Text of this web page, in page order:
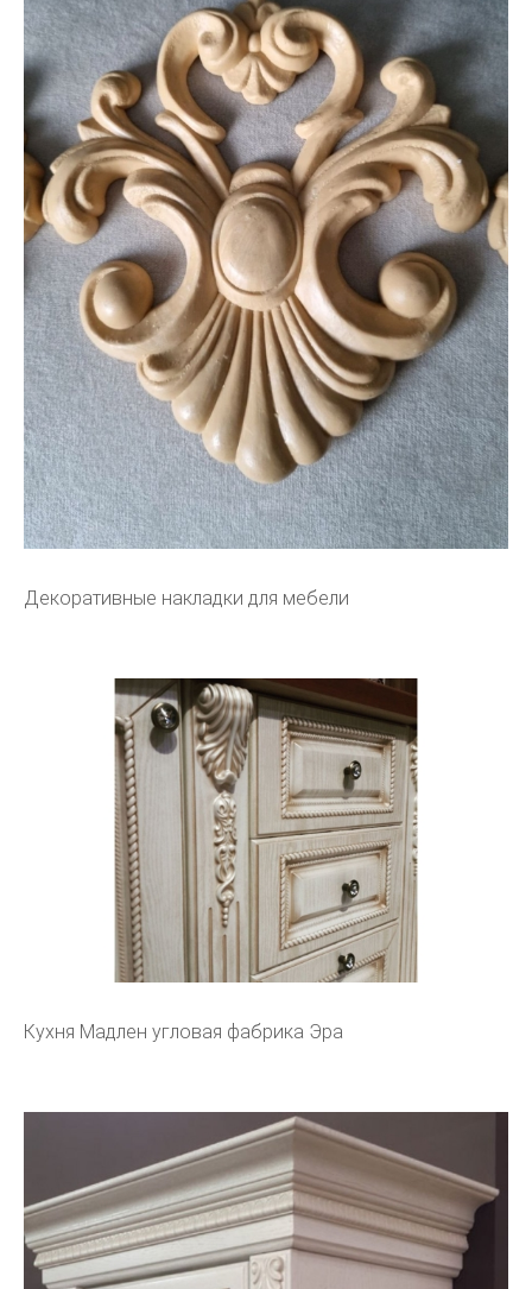
Декоративные накладки для мебели
Кухня Мадлен угловая фабрика Эра